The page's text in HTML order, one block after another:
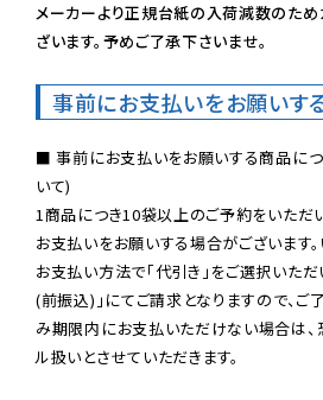
メーカーより正規台紙の入荷減数のた
ざいます。予めご了承下さいませ。
事前にお支払いをお願いす
■ 事前にお支払いをお願いする商品に
いて)
1商品につき10袋以上のご予約をいただ
お支払いをお願いする場合がございます。
お支払い方法で「代引き」をご選択いただ
(前振込)」にてご請求となりますので、ご
み期限内にお支払いただけない場合は、
ル扱いとさせていただきます。